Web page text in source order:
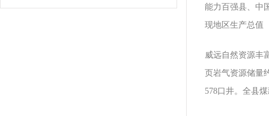
能力百强县、中
现地区生产总值
威远自然资源丰
页岩气资源储量
578口井。全县